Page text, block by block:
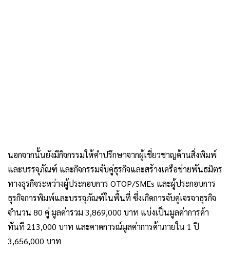
นอกจากนั้นยังมีกิจกรรมให้คำปรึกษาจากผู้เชี่ยวชาญด้านสิ่งพิมพ์
และบรรจุภัณฑ์ และกิจกรรมจับคู่ธุรกิจและสร้างเครือข่ายพันธมิตร
ทางธุรกิจระหว่างผู้ประกอบการ OTOP/SMEs และผู้ประกอบการ
ธุรกิจการพิมพ์และบรรจุภัณฑ์ในพื้นที่ ซึ่งเกิดการจับคู่เจรจาธุรกิจ
จำนวน 80 คู่ มูลค่ารวม 3,869,000 บาท แบ่งเป็นมูลค่าการค้า
ทันที 213,000 บาท และคาดการณ์มูลค่าการค้าภายใน 1 ปี
3,656,000 บาท